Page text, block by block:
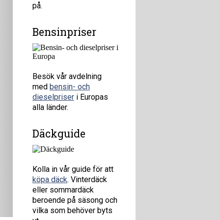
på.
Bensinpriser
Besök vår avdelning
med bensin- och
dieselpriser i Europas
alla länder.
Däckguide
Kolla in vår guide för att
köpa däck. Vinterdäck
eller sommardäck
beroende på säsong och
vilka som behöver byts